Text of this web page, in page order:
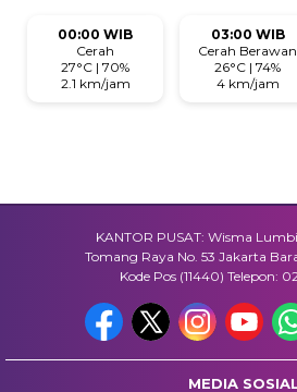
00:00 WIB
Cerah
27°C | 70%
2.1 km/jam
03:00 WIB
Cerah Berawan
26°C | 74%
4 km/jam
KANTOR PUSAT: Wisma
Tomang Raya No. 53 Jakarta
Kode Pos (11440) Telepon:
MEDIA